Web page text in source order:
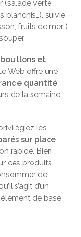
(salade verte
blanchis…), suivie
fruits de mer…)
bouillons et
Web offre une
quantité
de la semaine
les
sur place
rapide. Bien
ces produits
de
s’agit d’un
de base